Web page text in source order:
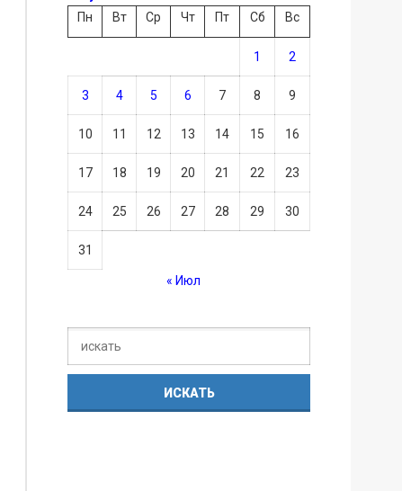
Пн
Вт Ср Чт Пт Сб Вс
1 2
3 4 5 6 7 8 9
10 11 12 13 14 15 16
17 18 19 20 21 22 23
24 25 26 27 28 29 30
31
« Июл